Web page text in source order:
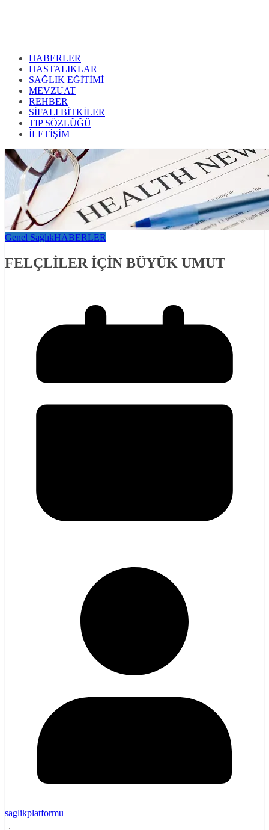
HABERLER
HASTALIKLAR
SAĞLIK EĞİTİMİ
MEVZUAT
REHBER
SİFALI BİTKİLER
TIP SÖZLÜĞÜ
İLETİŞİM
Genel SağlıkHABERLER
FELÇLİLER İÇİN BÜYÜK UMUT
saglikplatformu